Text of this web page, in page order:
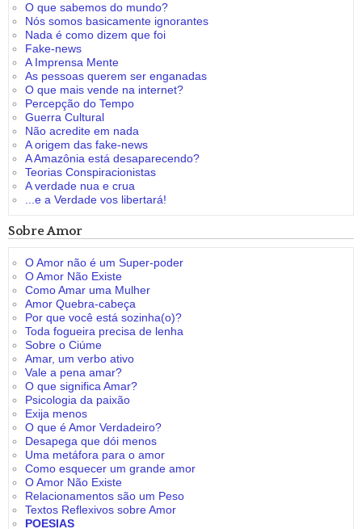
O que sabemos do mundo?
Nós somos basicamente ignorantes
Nada é como dizem que foi
Fake-news
A Imprensa Mente
As pessoas querem ser enganadas
O que mais vende na internet?
Percepção do Tempo
Guerra Cultural
Não acredite em nada
A origem das fake-news
A Amazônia está desaparecendo?
Teorias Conspiracionistas
A verdade nua e crua
...e a Verdade vos libertará!
Sobre Amor
O Amor não é um Super-poder
O Amor Não Existe
Como Amar uma Mulher
Amor Quebra-cabeça
Por que você está sozinha(o)?
Toda fogueira precisa de lenha
Sobre o Ciúme
Amar, um verbo ativo
Vale a pena amar?
O que significa Amar?
Psicologia da paixão
Exija menos
O que é Amor Verdadeiro?
Desapega que dói menos
Uma metáfora para o amor
Como esquecer um grande amor
O Amor Não Existe
Relacionamentos são um Peso
Textos Reflexivos sobre Amor
POESIAS